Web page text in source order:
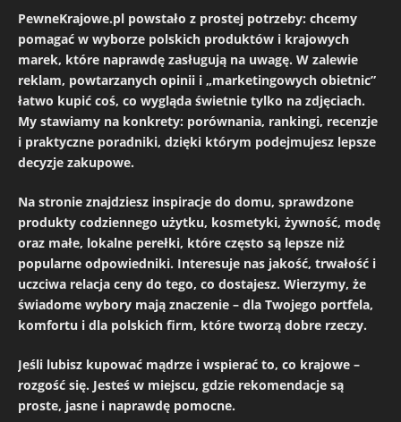
PewneKrajowe.pl powstało z prostej potrzeby: chcemy
pomagać w wyborze polskich produktów i krajowych
marek, które naprawdę zasługują na uwagę. W zalewie
reklam, powtarzanych opinii i „marketingowych obietnic”
łatwo kupić coś, co wygląda świetnie tylko na zdjęciach.
My stawiamy na konkrety: porównania, rankingi, recenzje
i praktyczne poradniki, dzięki którym podejmujesz lepsze
decyzje zakupowe.
Na stronie znajdziesz inspiracje do domu, sprawdzone
produkty codziennego użytku, kosmetyki, żywność, modę
oraz małe, lokalne perełki, które często są lepsze niż
popularne odpowiedniki. Interesuje nas jakość, trwałość i
uczciwa relacja ceny do tego, co dostajesz. Wierzymy, że
świadome wybory mają znaczenie – dla Twojego portfela,
komfortu i dla polskich firm, które tworzą dobre rzeczy.
Jeśli lubisz kupować mądrze i wspierać to, co krajowe –
rozgość się. Jesteś w miejscu, gdzie rekomendacje są
proste, jasne i naprawdę pomocne.